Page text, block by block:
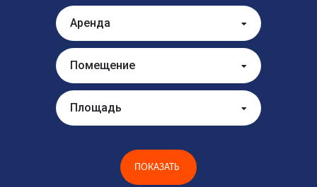
Аренда
Помещение
Площадь
ПОКАЗАТЬ